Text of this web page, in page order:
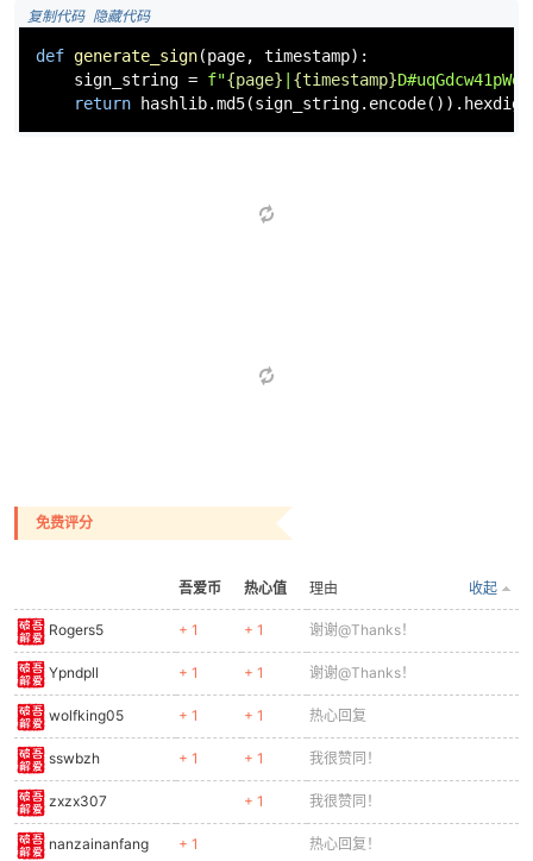
复制代码 隐藏代码
def generate_sign(page, timestamp):
sign_string = f"{page} | {timestamp}
return
免费评分
吾爱币 热心值 收起
理由
Rogers5 + 1 + 1 谢谢@Thanks！
Ypndpll + 1 + 1 谢谢@Thanks！
wolfking05 + 1 + 1 热心回复
sswbzh + 1 + 1 我很赞同！
zxzx307 + 1 我很赞同！
nanzainanfang + 1 热心回复！